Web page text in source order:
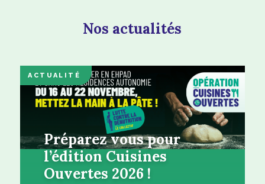
Nos actualités
ACTUALITÉ
Préparez vous pour
l’édition Cuisines
Ouvertes 2026 !